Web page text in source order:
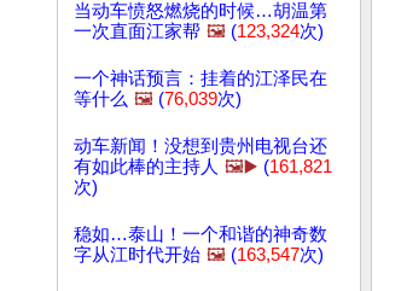
当动车愤怒燃烧的时候…胡温第
一次直面江家帮 🖼️ (123,324次)
一个神话预言：挂着的江泽民在
等什么 🖼️ (76,039次)
动车新闻！没想到贵州电视台还
有如此棒的主持人 🖼️▶️ (161,821
次)
稳如…泰山！一个和谐的神奇数
字从江时代开始 🖼️ (163,547次)